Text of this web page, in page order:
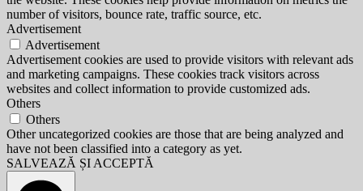
number of visitors, bounce rate, traffic source, etc.
Advertisement
Advertisement
Advertisement cookies are used to provide visitors with relevant ads
and marketing campaigns. These cookies track visitors across
websites and collect information to provide customized ads.
Others
Others
Other uncategorized cookies are those that are being analyzed and
have not been classified into a category as yet.
SALVEAZĂ ȘI ACCEPTĂ